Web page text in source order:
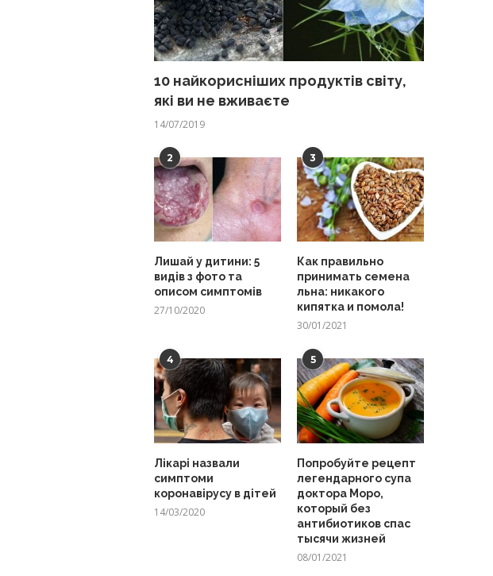
10 найкорисніших продуктів світу,
які ви не вживаєте
14/07/2019
2
Лишай у дитини: 5
видів з фото та
описом симптомів
27/10/2020
3
Как правильно
принимать семена
льна: никакого
кипятка и помола!
30/01/2021
4
Лікарі назвали
симптоми
коронавірусу в дітей
14/03/2020
5
Попробуйте рецепт
легендарного супа
доктора Моро,
который без
антибиотиков спас
тысячи жизней
08/01/2021